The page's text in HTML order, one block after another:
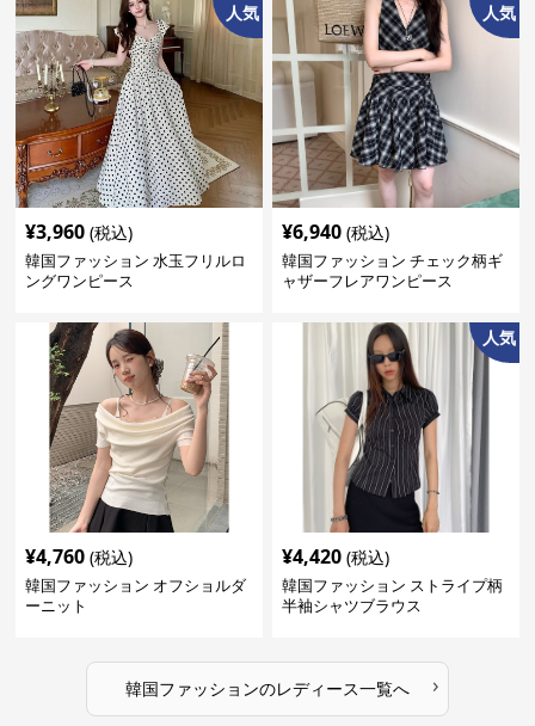
人気
¥3,960 (税込)
韓国ファッション 水玉フリルロ
ングワンピース
人気
¥6,940 (税込)
韓国ファッション チェック柄ギ
ャザーフレアワンピース
¥4,760 (税込)
韓国ファッション オフショルダ
ーニット
人気
¥4,420 (税込)
韓国ファッション ストライプ柄
半袖シャツブラウス
韓国ファッションのレディース一覧へ ›